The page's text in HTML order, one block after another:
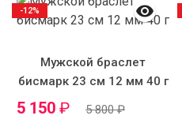
Мужской браслет
бисмарк 23 см 12 мм 40 г
5 150 ₽ 5 800₽
-12%